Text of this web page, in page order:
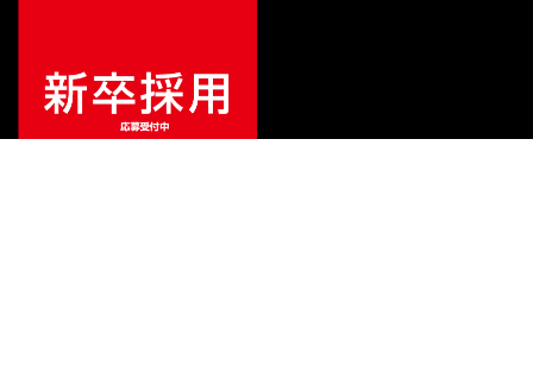
販売価格¥17,600（税込）